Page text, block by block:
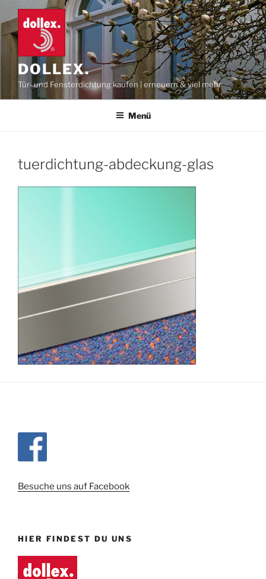
Zum
Inhalt
springen
DOLLEX.
Tür- und Fensterdichtung kaufen | erneuern & viel mehr
Menü
tuerdichtung-abdeckung-glas
Besuche uns auf Facebook
HIER FINDEST DU UNS